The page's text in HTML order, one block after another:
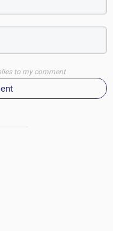
to my comment